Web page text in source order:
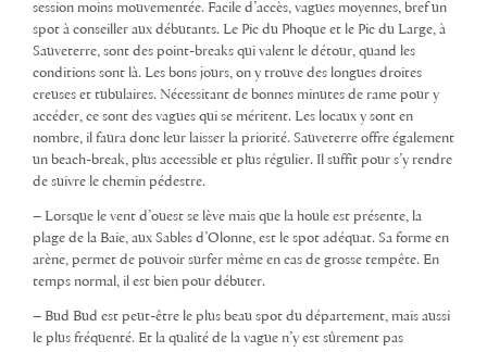
session moins mouvementée. Facile d’accès, vagues moyennes, bref un
spot à conseiller aux débutants. Le Pic du Phoque et le Pic du Large, à
Sauveterre, sont des point-breaks qui valent le détour, quand les
conditions sont là. Les bons jours, on y trouve des longues droites
creuses et tubulaires. Nécessitant de bonnes minutes de rame pour y
accéder, ce sont des vagues qui se méritent. Les locaux y sont en
nombre, il faura donc leur laisser la priorité. Sauveterre offre également
un beach-break, plus accessible et plus régulier. Il suffit pour s’y rendre
de suivre le chemin pédestre.
– Lorsque le vent d’ouest se lève mais que la houle est présente, la
plage de la Baie, aux Sables d’Olonne, est le spot adéquat. Sa forme en
arène, permet de pouvoir surfer même en cas de grosse tempête. En
temps normal, il est bien pour débuter.
– Bud Bud est peut-être le plus beau spot du département, mais aussi
le plus fréquenté. Et la qualité de la vague n’y est sûrement pas